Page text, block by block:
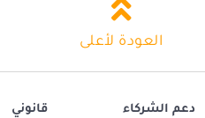
العودة لأعلى
دعم الشركاء قانوني